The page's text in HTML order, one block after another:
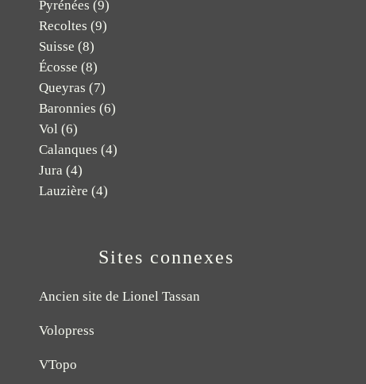
Pyrénées (9)
Recoltes (9)
Suisse (8)
Écosse (8)
Queyras (7)
Baronnies (6)
Vol (6)
Calanques (4)
Jura (4)
Lauzière (4)
Sites connexes
Ancien site de Lionel Tassan
Volopress
VTopo